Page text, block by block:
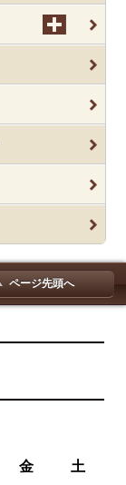
ページ先頭へ
金 土